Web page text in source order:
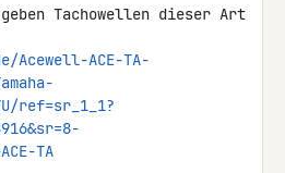
Tachowellen dieser Art
Acewell-ACE-TA-
ref=sr_1_1?
TA